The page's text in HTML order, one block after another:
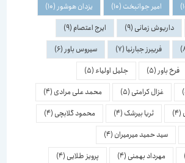
امیر جوانبخت(10) یزدان هوشور(10)
داریوش زمانی(9) ایرج اعتصام(9)
فریبرز جبارنیا(7) سیروس باور (6)
فرخ باور (5) جلیل اولیاء(5)
غزال کرامتی(5) محمد علی مرادی(4)
ثریا بیرشک(4) محمود گلابچی(4)
سید حمید میرمیران(4)
مهرداد بهمنی(4) پرویز طلایی(4)